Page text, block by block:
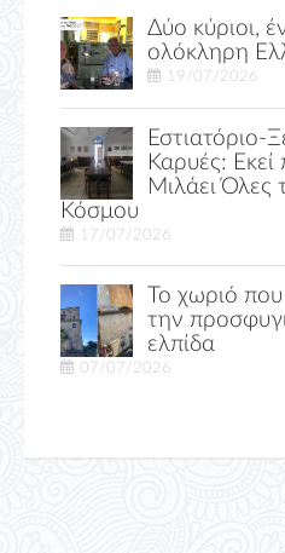
Δύο κύριοι,
ολόκληρη
19/07/2026
Εστιατόριο-
Καρυές:
Μιλάει Όλες
Κόσμου
17/07/2026
Το χωριό
την
ελπίδα
07/07/2026